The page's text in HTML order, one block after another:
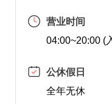
营业时间
04:00~20:00 (
公休假日
全年无休